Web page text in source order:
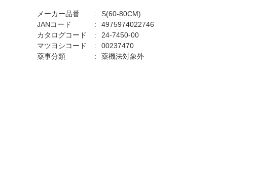
メーカー品番
S(60-80CM)
JANコード
4975974022746
カタログコード
24-7450-00
マツヨシコード
00237470
薬事分類
薬機法対象外